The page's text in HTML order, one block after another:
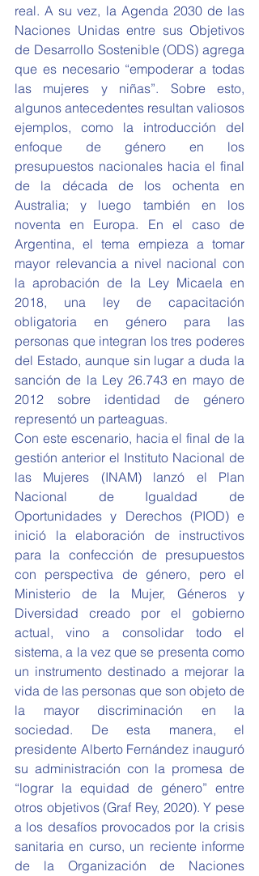
real. A su vez, la Agenda 2030 de las
Naciones Unidas entre sus Objetivos
de Desarrollo Sostenible (ODS) agrega
que es necesario “empoderar a todas
las mujeres y niñas”. Sobre esto,
algunos antecedentes resultan valiosos
ejemplos, como la introducción del
enfoque de género en los
presupuestos nacionales hacia el final
de la década de los ochenta en
Australia; y luego también en los
noventa en Europa. En el caso de
Argentina, el tema empieza a tomar
mayor relevancia a nivel nacional con
la aprobación de la Ley Micaela en
2018, una ley de capacitación
obligatoria en género para las
personas que integran los tres poderes
del Estado, aunque sin lugar a duda la
sanción de la Ley 26.743 en mayo de
2012 sobre identidad de género
representó un parteaguas.
Con este escenario, hacia el final de la
gestión anterior el Instituto Nacional de
las Mujeres (INAM) lanzó el Plan
Nacional de Igualdad de
Oportunidades y Derechos (PIOD) e
inició la elaboración de instructivos
para la confección de presupuestos
con perspectiva de género, pero el
Ministerio de la Mujer, Géneros y
Diversidad creado por el gobierno
actual, vino a consolidar todo el
sistema, a la vez que se presenta como
un instrumento destinado a mejorar la
vida de las personas que son objeto de
la mayor discriminación en la
sociedad. De esta manera, el
presidente Alberto Fernández inauguró
su administración con la promesa de
“lograr la equidad de género” entre
otros objetivos (Graf Rey, 2020). Y pese
a los desafíos provocados por la crisis
sanitaria en curso, un reciente informe
de la Organización de Naciones